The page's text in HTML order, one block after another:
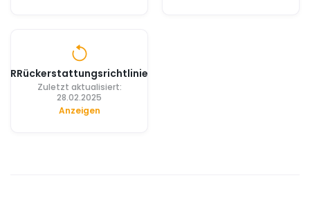
RRückerstattungsrichtlinie
Zuletzt aktualisiert:
28.02.2025
Anzeigen